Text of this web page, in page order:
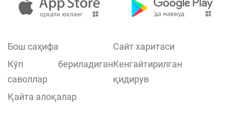
Бош саҳифа
Сайт харитаси
Кўп бериладиган
саволлар
Кенгайтирилган
қидирув
Қайта алоқалар